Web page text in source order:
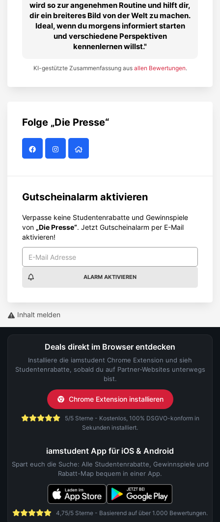
wird so zur angenehmen Routine und hilft dir,
dir ein breiteres Bild von der Welt zu machen.
Ideal, wenn du morgens informiert starten
und verschiedene Perspektiven
kennenlernen willst.
KI-gestützte Zusammenfassung aus allen Bewertungen.
Folge „Die Presse“
Gutscheinalarm aktivieren
Verpasse keine Studentenrabatte und Gewinnspiele
von „Die Presse“. Jetzt Gutscheinalarm per E-Mail
aktivieren!
ALARM AKTIVIEREN
Inhalt melden
Deals direkt im Browser entdecken
Installiere die iamstudent Chrome Extension und sieh
Studentenrabatte, sobald du auf Partner-Websites unterwegs
bist.
Chrome Extension installieren
5/5 Sterne - Kostenlos, 100% DSGVO-konform in
Sekunden installiert.
iamstudent App für iOS & Android
Spart euch die Suche: Alle Studentenrabatte, Gewinnspiele und
Rabatt-Map bequem in einer App.
4,75/5 Sterne - Basierend auf über 1.000 Bewertungen.